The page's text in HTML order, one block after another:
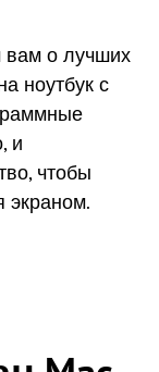
вам о лучших
ноутбук с
и
чтобы
экраном.